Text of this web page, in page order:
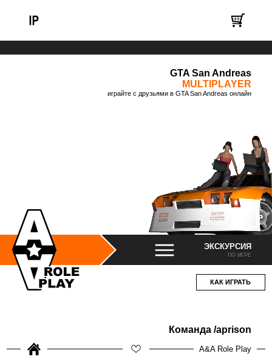
GTA San Andreas
MULTIPLAYER
играйте с друзьями в GTA San Andreas онлайн
ЭКСКУРСИЯ
ПО ИГРЕ
КАК ИГРАТЬ
Команда /aprison
A&A Role Play